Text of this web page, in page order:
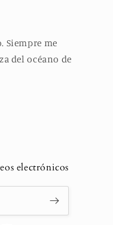
Siempre me
del océano de
electrónicos